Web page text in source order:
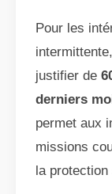
Pour les
justifier de
derniers
permet aux
missions
la protection